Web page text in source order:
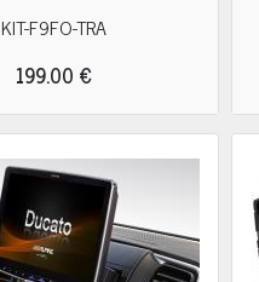
KIT-F9FO-TRA
199.00 €